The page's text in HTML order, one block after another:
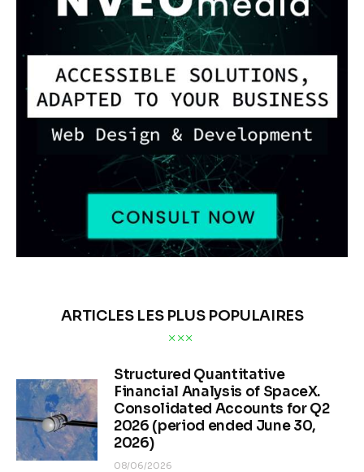
ARTICLES LES PLUS POPULAIRES
Structured Quantitative
Financial Analysis of SpaceX.
Consolidated Accounts for Q2
2026 (period ended June 30,
2026)
08/06/2026